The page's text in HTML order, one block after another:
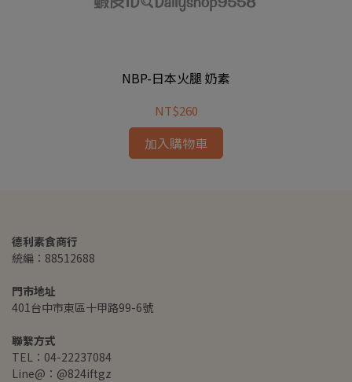
NBP-日本火腿 奶素
NT$260
加入購物車
德利素食商行
統編：88512688
門市地址
401台中市東區十甲路99-6號
聯繫方式
TEL：04-22237084
Line@：@824iftgz